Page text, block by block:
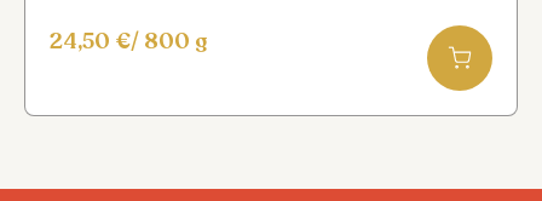
24,50 €/ 800 g